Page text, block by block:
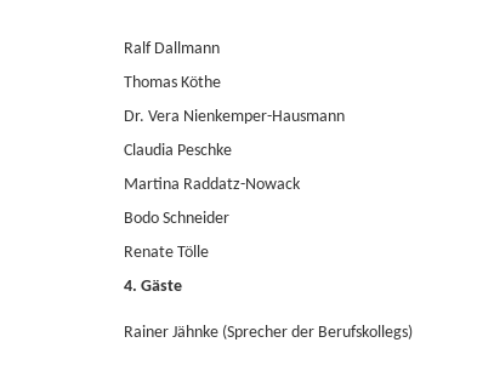
Ralf Dallmann
Thomas Köthe
Dr. Vera Nienkemper-Hausmann
Claudia Peschke
Martina Raddatz-Nowack
Bodo Schneider
Renate Tölle
4. Gäste
Rainer Jähnke (Sprecher der Berufskollegs)